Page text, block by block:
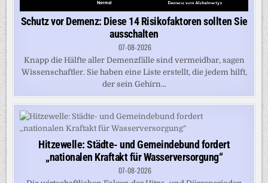
Schutz vor Demenz: Diese 14 Risikofaktoren sollten Sie
ausschalten
07-08-2026
Knapp die Hälfte aller Demenzfälle sind vermeidbar, sagen
Wissenschaftler. Sie haben eine Liste erstellt, die jedem hilft,
der sein Gehirn...
Hitzewelle: Städte- und Gemeindebund fordert
„nationalen Kraftakt für Wasserversorgung“
07-08-2026